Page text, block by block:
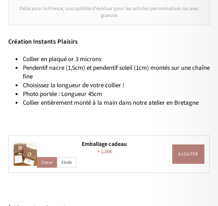
Délai pour la France, susceptible d'évoluer pour les articles personnalisés ou avec
gravure
Création Instants Plaisirs
Collier en plaqué or 3 microns
Pendentif nacre (1,5cm) et pendentif soleil (1cm) montés sur une chaîne
fine
Choisissez la longueur de votre collier !
Photo portée : Longueur 45cm
Collier entièrement monté à la main dans notre atelier en Bretagne
Emballage cadeau
+1,00€
Coeur Etoile
AJOUTER